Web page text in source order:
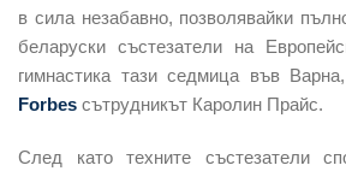
в сила незабавно, позволявайки
беларуски състезатели на
гимнастика тази седмица във
Forbes сътрудникът Каролин Прайс.
След като техните състезатели